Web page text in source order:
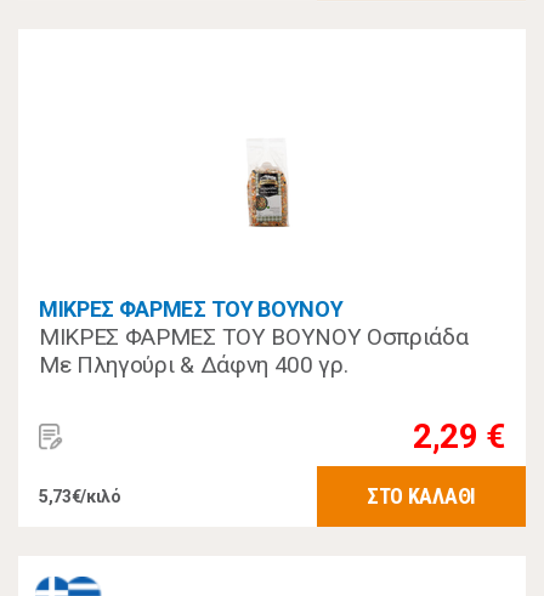
ΜΙΚΡΕΣ ΦΑΡΜΕΣ ΤΟΥ ΒΟΥΝΟΥ
ΜΙΚΡΕΣ ΦΑΡΜΕΣ ΤΟΥ ΒΟΥΝΟΥ Οσπριάδα
Με Πληγούρι & Δάφνη 400 γρ.
2,29 €
5,73€/κιλό ΣΤΟ ΚΑΛΑΘΙ